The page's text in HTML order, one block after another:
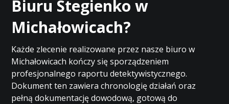
Biuru Stegienko w
Michałowicach?
Każde zlecenie realizowane przez nasze biuro w
Michałowicach kończy się sporządzeniem
profesjonalnego raportu detektywistycznego.
Dokument ten zawiera chronologię działań oraz
pełną dokumentację dowodową, gotową do